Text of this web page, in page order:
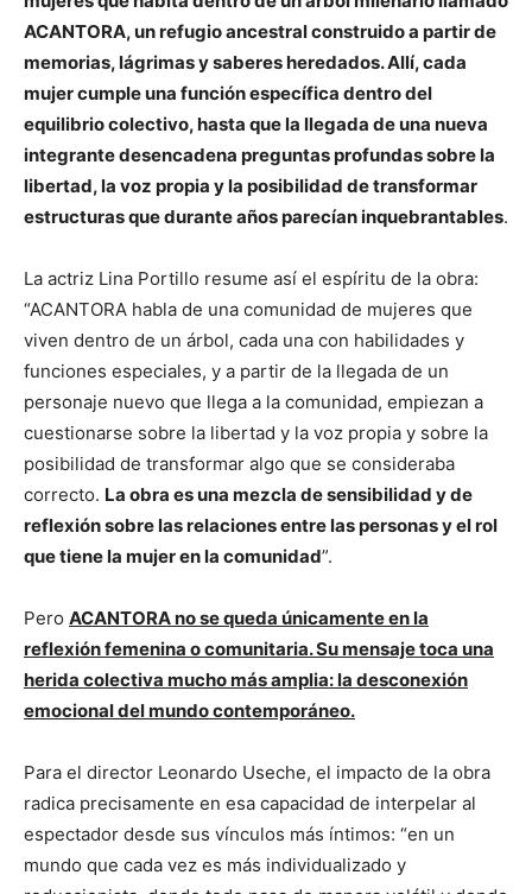
ACANTORA, un refugio ancestral construido a partir de
memorias, lágrimas y saberes heredados. Allí, cada
mujer cumple una función específica dentro del
equilibrio colectivo, hasta que la llegada de una nueva
integrante desencadena preguntas profundas sobre la
libertad, la voz propia y la posibilidad de transformar
estructuras que durante años parecían inquebrantables.
La actriz Lina Portillo resume así el espíritu de la obra:
“ACANTORA habla de una comunidad de mujeres que
viven dentro de un árbol, cada una con habilidades y
funciones especiales, y a partir de la llegada de un
personaje nuevo que llega a la comunidad, empiezan a
cuestionarse sobre la libertad y la voz propia y sobre la
posibilidad de transformar algo que se consideraba
correcto. La obra es una mezcla de sensibilidad y de
reflexión sobre las relaciones entre las personas y el rol
que tiene la mujer en la comunidad”.
Pero ACANTORA no se queda únicamente en la
reflexión femenina o comunitaria. Su mensaje toca una
herida colectiva mucho más amplia: la desconexión
emocional del mundo contemporáneo.
Para el director Leonardo Useche, el impacto de la obra
radica precisamente en esa capacidad de interpelar al
espectador desde sus vínculos más íntimos: “en un
mundo que cada vez es más individualizado y